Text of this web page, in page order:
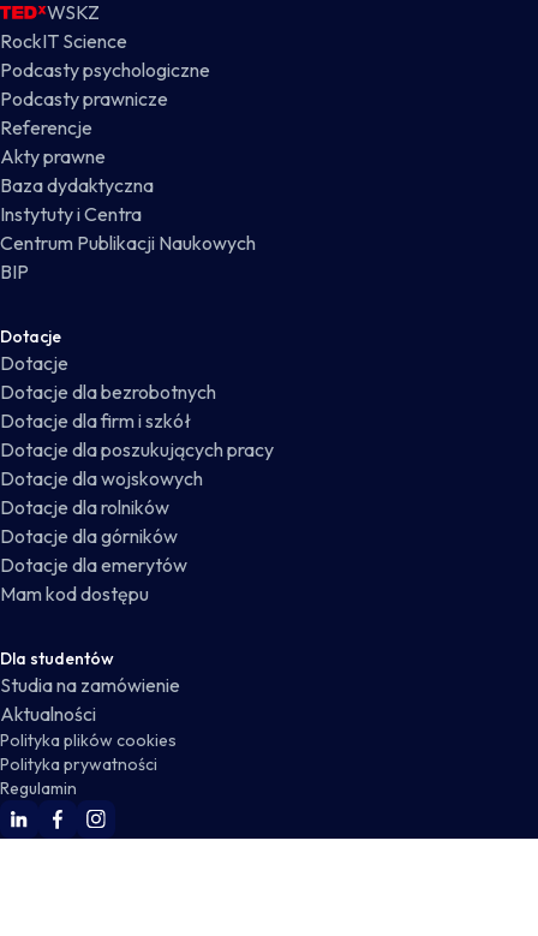
WSKZ
RockIT Science
Podcasty psychologiczne
Podcasty prawnicze
Referencje
Akty prawne
Baza dydaktyczna
Instytuty i Centra
Centrum Publikacji Naukowych
BIP
Dotacje
Dotacje
Dotacje dla bezrobotnych
Dotacje dla firm i szkół
Dotacje dla poszukujących pracy
Dotacje dla wojskowych
Dotacje dla rolników
Dotacje dla górników
Dotacje dla emerytów
Mam kod dostępu
Dla studentów
Studia na zamówienie
Aktualności
Polityka plików cookies
Polityka prywatności
Regulamin
WSKZ Linkedin
WSKZ Facebook
WSKZ Instagram